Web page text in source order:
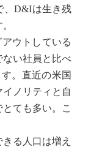
、D&Iは生き残
。
ウトしている
い社員と比べ
。直近の米国
ノリティと自
ても多い。こ
る人口は増え